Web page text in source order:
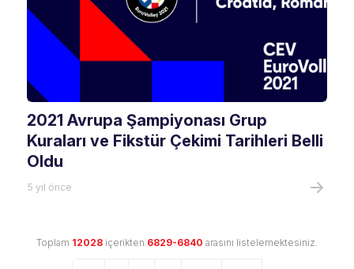
2021 Avrupa Şampiyonası Grup
Kuraları ve Fikstür Çekimi Tarihleri Belli
Oldu
5 yıl önce
Toplam 12028 içerikten 6829-6840 arasını listelemektesiniz.